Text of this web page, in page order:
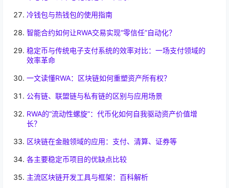
冷钱包与热钱包的使用指南
智能合约如何让RWA交易实现“零信任”自动化？
稳定币与传统电子支付系统的效率对比：一场支付领域的
效率革命
一文读懂RWA：区块链如何重塑资产所有权？
公有链、联盟链与私有链的区别与应用场景
RWA的“流动性螺旋”：代币化如何自我驱动资产价值增
长？
区块链在金融领域的应用：支付、清算、证券等
各主要稳定币项目的优缺点比较
主流区块链开发工具与框架：百科解析